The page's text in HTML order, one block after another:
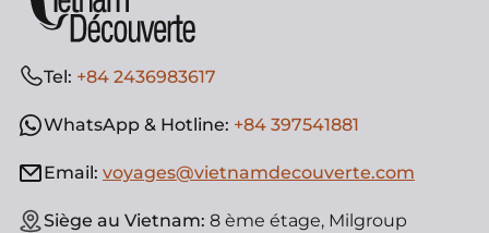
Tel: +84 2436983617
WhatsApp & Hotline: +84 397541881
Email: voyages@vietnamdecouverte.com
Siège au Vietnam: 8 ème étage, Milgroup